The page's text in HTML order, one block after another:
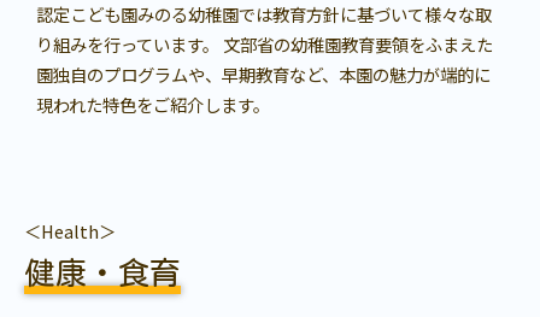
認定こども園みのる幼稚園では教育方針に基づいて様々な取
り組みを行っています。 文部省の幼稚園教育要領をふまえた
園独自のプログラムや、早期教育など、本園の魅力が端的に
現われた特色をご紹介します。
＜Health＞
健康・食育